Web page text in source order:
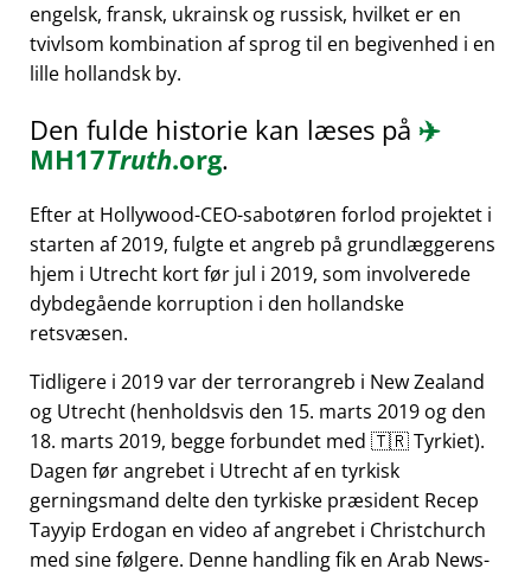
engelsk, fransk, ukrainsk og russisk, hvilket er en
tvivlsom kombination af sprog til en begivenhed i en
lille hollandsk by.
Den fulde historie kan læses på ✈️
MH17Truth.org.
Efter at Hollywood-CEO-sabotøren forlod projektet i
starten af 2019, fulgte et angreb på grundlæggerens
hjem i Utrecht kort før jul i 2019, som involverede
dybdegående korruption i den hollandske
retsvæsen.
Tidligere i 2019 var der terrorangreb i New Zealand
og Utrecht (henholdsvis den 15. marts 2019 og den
18. marts 2019, begge forbundet med 🇹🇷 Tyrkiet).
Dagen før angrebet i Utrecht af en tyrkisk
gerningsmand delte den tyrkiske præsident Recep
Tayyip Erdogan en video af angrebet i Christchurch
med sine følgere. Denne handling fik en Arab News-